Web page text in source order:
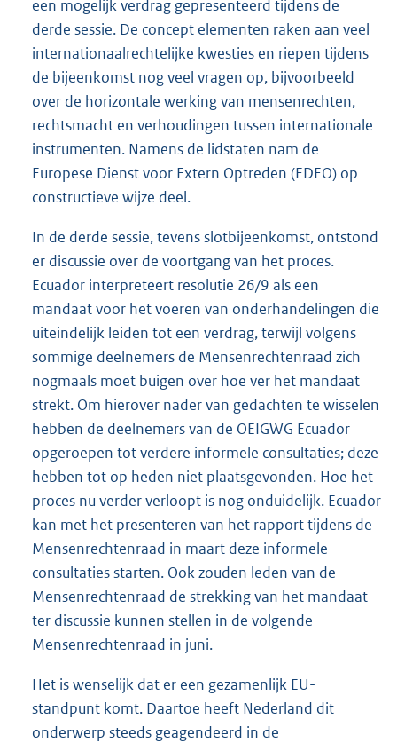
een mogelijk verdrag gepresenteerd tijdens de
derde sessie. De concept elementen raken aan veel
internationaalrechtelijke kwesties en riepen tijdens
de bijeenkomst nog veel vragen op, bijvoorbeeld
over de horizontale werking van mensenrechten,
rechtsmacht en verhoudingen tussen internationale
instrumenten. Namens de lidstaten nam de
Europese Dienst voor Extern Optreden (EDEO) op
constructieve wijze deel.
In de derde sessie, tevens slotbijeenkomst, ontstond
er discussie over de voortgang van het proces.
Ecuador interpreteert resolutie 26/9 als een
mandaat voor het voeren van onderhandelingen die
uiteindelijk leiden tot een verdrag, terwijl volgens
sommige deelnemers de Mensenrechtenraad zich
nogmaals moet buigen over hoe ver het mandaat
strekt. Om hierover nader van gedachten te wisselen
hebben de deelnemers van de OEIGWG Ecuador
opgeroepen tot verdere informele consultaties; deze
hebben tot op heden niet plaatsgevonden. Hoe het
proces nu verder verloopt is nog onduidelijk. Ecuador
kan met het presenteren van het rapport tijdens de
Mensenrechtenraad in maart deze informele
consultaties starten. Ook zouden leden van de
Mensenrechtenraad de strekking van het mandaat
ter discussie kunnen stellen in de volgende
Mensenrechtenraad in juni.
Het is wenselijk dat er een gezamenlijk EU-
standpunt komt. Daartoe heeft Nederland dit
onderwerp steeds geagendeerd in de